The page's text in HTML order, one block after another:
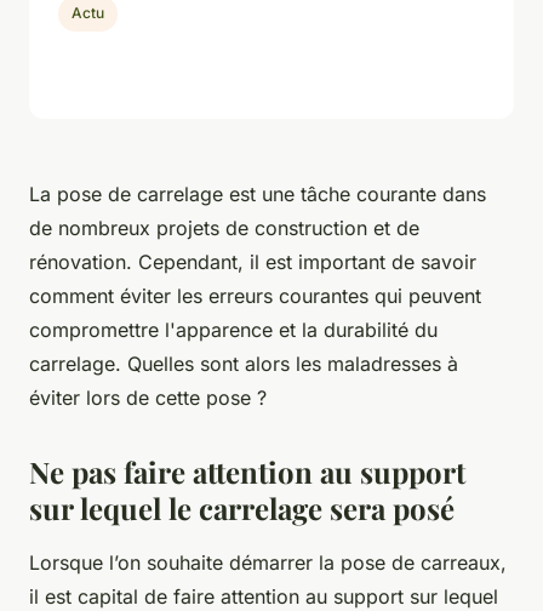
La pose de carrelage est une tâche courante dans
de nombreux projets de construction et de
rénovation. Cependant, il est important de savoir
comment éviter les erreurs courantes qui peuvent
compromettre l'apparence et la durabilité du
carrelage. Quelles sont alors les maladresses à
éviter lors de cette pose ?
Ne pas faire attention au support
sur lequel le carrelage sera posé
Lorsque l’on souhaite démarrer la pose de carreaux,
il est capital de faire attention au support sur lequel
Actu